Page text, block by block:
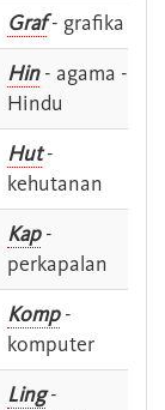
Graf- grafika
Hin- agama -
Hindu
Hut-
kehutanan
Kap-
perkapalan
Komp-
komputer
Ling-